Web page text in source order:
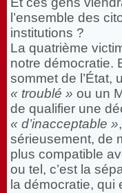
l’ensemble des
institutions ?
La quatrième
notre démocratie.
sommet de l’État,
« troublé » ou un
de qualifier une
« d’inacceptable »
sérieusement, de
plus compatible
ou tel, c’est la
la démocratie, qui